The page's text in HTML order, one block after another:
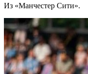
Из «Манчестер Сити».